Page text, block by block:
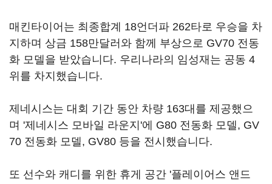
매킨타이어는 최종합계 18언더파 262타로 우승을 차
지하며 상금 158만달러와 함께 부상으로 GV70 전동
화 모델을 받았습니다. 우리나라의 임성재는 공동 4
위를 차지했습니다.
제네시스는 대회 기간 동안 차량 163대를 제공했으
며 '제네시스 모바일 라운지'에 G80 전동화 모델, GV
70 전동화 모델, GV80 등을 전시했습니다.
또 선수와 캐디를 위한 휴게 공간 '플레이어스 앤드